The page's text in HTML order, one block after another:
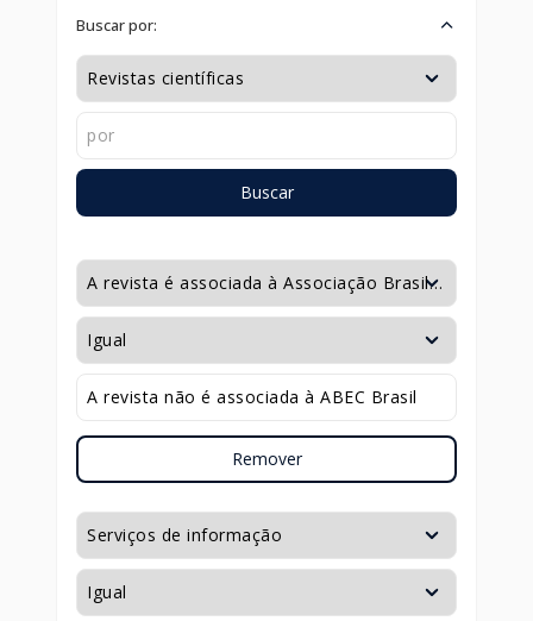
Buscar por:
Buscar
Remover